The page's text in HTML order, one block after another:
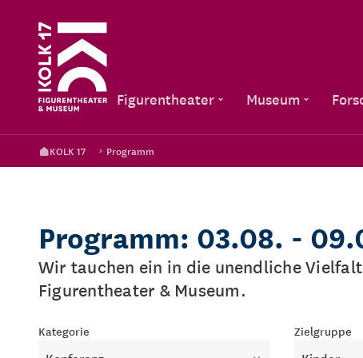
Figurentheater Museum
KOLK 17 Programm
Programm: 03.08. -
Wir tauchen ein in die unendliche
Figurentheater & Museum.
Kategorie Zielgruppe